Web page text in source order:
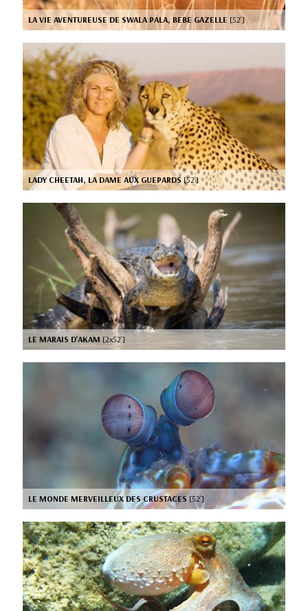
LA VIE AVENTUREUSE DE SWALA PALA, BEBE GAZELLE [52’]
LADY CHEETAH, LA DAME AUX GUEPARDS [52’]
LE MARAIS D'AKAM [2x52’]
LE MONDE MERVEILLEUX DES CRUSTACES [52’]